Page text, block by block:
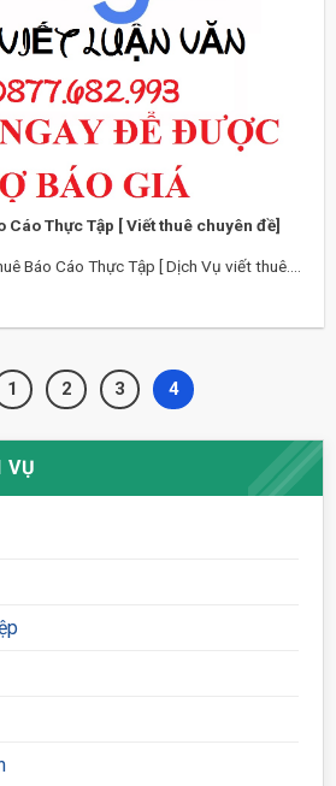
Cáo Thực Tập [ Viết thuê chuyên đề]
Báo Cáo Thực Tập [ Dịch Vụ viết thuê....
1 2 3 4
VỤ